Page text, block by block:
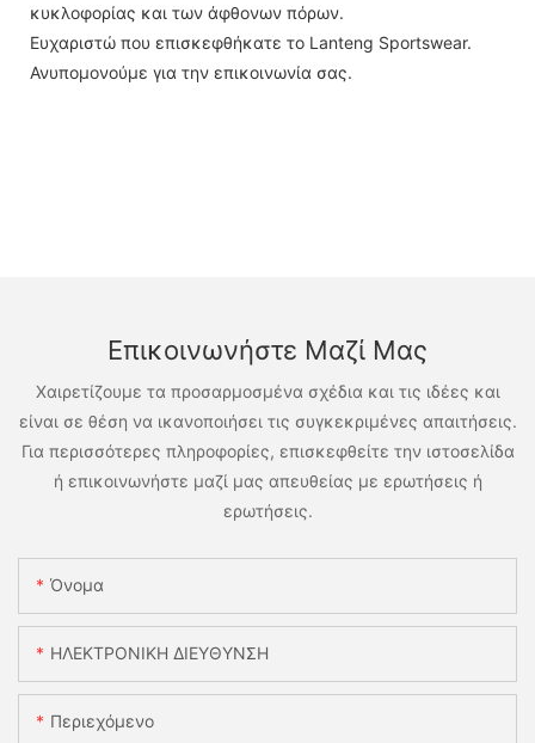
κυκλοφορίας και των άφθονων πόρων.
Ευχαριστώ που επισκεφθήκατε το Lanteng Sportswear.
Ανυπομονούμε για την επικοινωνία σας.
Επικοινωνήστε Μαζί Μας
Χαιρετίζουμε τα προσαρμοσμένα σχέδια και τις ιδέες και
είναι σε θέση να ικανοποιήσει τις συγκεκριμένες απαιτήσεις.
Για περισσότερες πληροφορίες, επισκεφθείτε την ιστοσελίδα
ή επικοινωνήστε μαζί μας απευθείας με ερωτήσεις ή
ερωτήσεις.
Όνομα
ΗΛΕΚΤΡΟΝΙΚΗ ΔΙΕΥΘΥΝΣΗ
Περιεχόμενο